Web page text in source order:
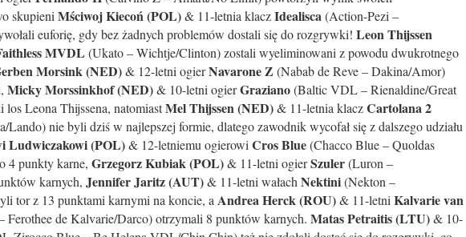
skupieni Mściwoj Kiecoń (POL)& 11-letnia klaczIdealisca(Action-Pezi –
euforię, gdy bez żadnych problemów dostali się do rozgrywki! Leon Thijssen
MVDL (Ukato – Wichtje/Clinton) zostali wyeliminowani z powodu dwukrotnego
Morsink (NED)& 12-letni ogierNavarone Z (Nabab de Reve – Dakina/Amor)
Micky Morssinkhof (NED)& 10-letni ogierGraziano(Baltic VDL – Rienaldine/Great
los Leona Thijssena, natomiastMel Thijssen (NED)& 11-letnia klaczCartolana 2
Lando) nie byli dziś w najlepszej formie, dlatego zawodnik wycofał się z dalszego udziału
Ludwiczakowi (POL)& 12-letniemu ogierowi Cros Blue(Chacco Blue – Quoldas
4 punkty karne, Grzegorz Kubiak (POL)& 11-letni ogierSzuler(Luron –
karnych, Jennifer Jaritz (AUT)& 11-letni wałach Nektini(Nekton –
tor z 13 punktami karnymi na koncie, a Andrea Herck (ROU)& 11-letni Kalvarie van
Ferothee de Kalvarie/Darco) otrzymali 8 punktów karnych. Matas Petraitis (LTU)& 10-